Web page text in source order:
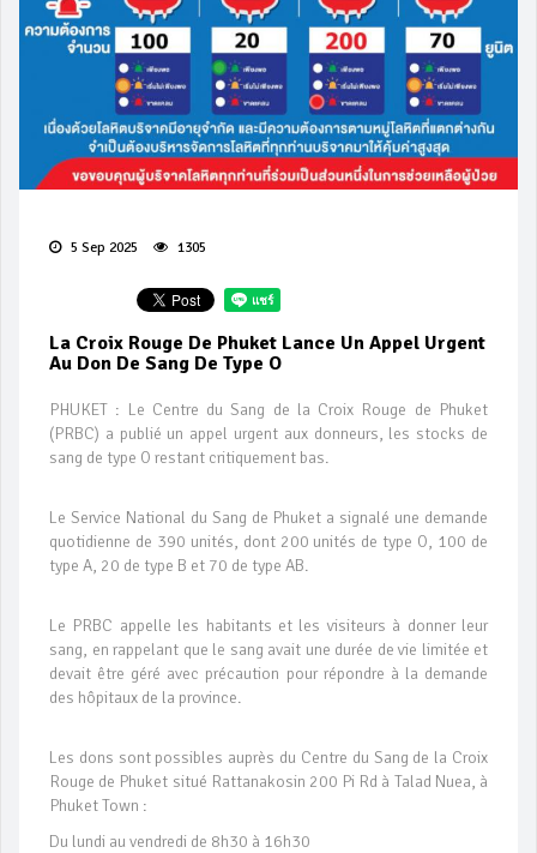
5 Sep 2025 1305
La Croix Rouge De Phuket Lance Un Appel Urgent
Au Don De Sang De Type O
PHUKET : Le Centre du Sang de la Croix Rouge de Phuket
(PRBC) a publié un appel urgent aux donneurs, les stocks de
sang de type O restant critiquement bas.
Le Service National du Sang de Phuket a signalé une demande
quotidienne de 390 unités, dont 200 unités de type O, 100 de
type A, 20 de type B et 70 de type AB.
Le PRBC appelle les habitants et les visiteurs à donner leur
sang, en rappelant que le sang avait une durée de vie limitée et
devait être géré avec précaution pour répondre à la demande
des hôpitaux de la province.
Les dons sont possibles auprès du Centre du Sang de la Croix
Rouge de Phuket situé Rattanakosin 200 Pi Rd à Talad Nuea, à
Phuket Town :
Du lundi au vendredi de 8h30 à 16h30